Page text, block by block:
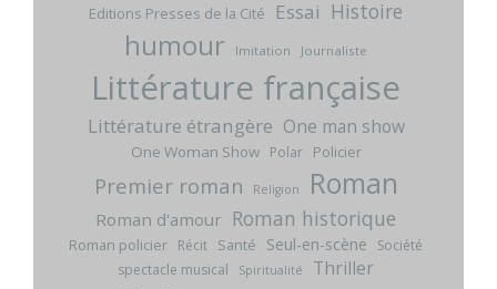
Editions Presses de la Cité Essai Histoire
humour Imitation Journaliste
Littérature française
Littérature étrangère One man show
One Woman Show Polar Policier
Premier roman Religion Roman
Roman d'amour Roman historique
Roman policier Récit Santé Seul-en-scène
Société
spectacle musical
Spiritualité Thriller